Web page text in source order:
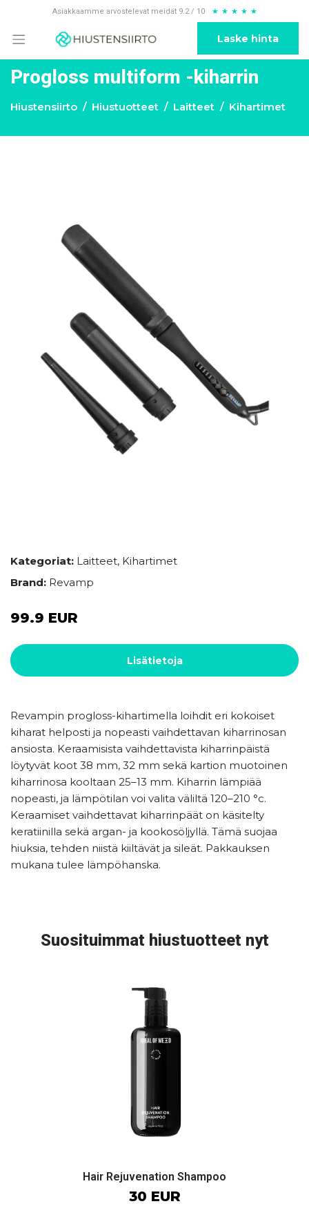
Asiakkaamme arvostelevat meidät 9.2 / 10 ★ ★ ★ ★ ★
Laske hinta
Progloss multiform -kiharrin
Hiustensiirto Hiustuotteet Laitteet Kihartimet
Kategoriat: Laitteet, Kihartimet
Brand: Revamp
99.9 EUR
Lisätietoja
Revampin progloss-kihartimella loihdit eri kokoiset
kiharat helposti ja nopeasti vaihdettavan kiharrinosan
ansiosta. Keraamisista vaihdettavista kiharrinpäistä
löytyvät koot 38 mm, 32 mm sekä kartion muotoinen
kiharrinosa kooltaan 25–13 mm. Kiharrin lämpiää
nopeasti, ja lämpötilan voi valita väliltä 120–210 °c.
Keraamiset vaihdettavat kiharrinpäät on käsitelty
keratiinilla sekä argan- ja kookosöljyllä. Tämä suojaa
hiuksia, tehden niistä kiiltävät ja sileät. Pakkauksen
mukana tulee lämpöhanska.
Suosituimmat hiustuotteet nyt
Hair Rejuvenation Shampoo
30 EUR